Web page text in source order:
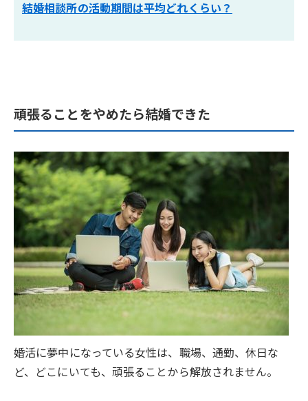
結婚相談所の活動期間は平均どれくらい？
頑張ることをやめたら結婚できた
婚活に夢中になっている女性は、職場、通勤、休日な
ど、どこにいても、頑張ることから解放されません。